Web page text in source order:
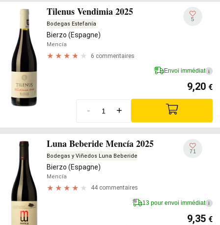
Tilenus Vendimia 2025
Bodegas Estefanía
Bierzo (Espagne)
Mencía
6 commentaires
5
Envoi immédiat i
9,20 €
- +
Luna Beberide Mencía 2025
Bodegas y Viñedos Luna Beberide
Bierzo (Espagne)
Mencía
44 commentaires
71
13 pour envoi immédiat i
9,35 €